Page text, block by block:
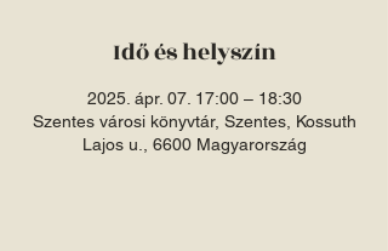
Idő és helyszín
2025. ápr. 07. 17:00 – 18:30
Szentes városi könyvtár, Szentes, Kossuth
Lajos u., 6600 Magyarország